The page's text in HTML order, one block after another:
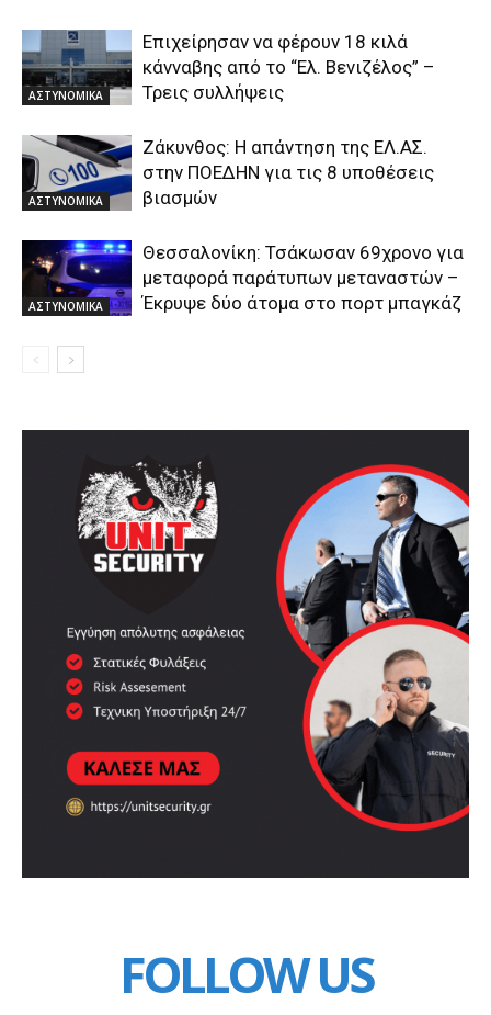
ΑΣΤΥΝΟΜΙΚΑ
Επιχείρησαν να φέρουν 18 κιλά
κάνναβης από το “Ελ. Βενιζέλος” –
Τρεις συλλήψεις
ΑΣΤΥΝΟΜΙΚΑ
Ζάκυνθος: Η απάντηση της ΕΛ.ΑΣ.
στην ΠΟΕΔΗΝ για τις 8 υποθέσεις
βιασμών
ΑΣΤΥΝΟΜΙΚΑ
Θεσσαλονίκη: Τσάκωσαν 69χρονο για
μεταφορά παράτυπων μεταναστών –
Έκρυψε δύο άτομα στο πορτ μπαγκάζ
FOLLOW US